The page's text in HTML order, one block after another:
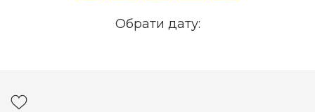
Обрати дату: